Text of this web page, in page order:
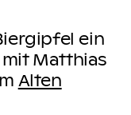
ein
Matthias
Alten